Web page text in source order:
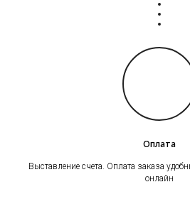
Оплата
Выставление счета. Оплата заказа
онлайн